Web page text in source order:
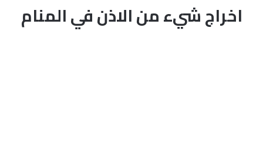
اخراج شيء من الاذن في المنام